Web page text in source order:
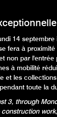
en cours
14
fera à
non par l'entrée
à mobilité
et les
toute la
3, through